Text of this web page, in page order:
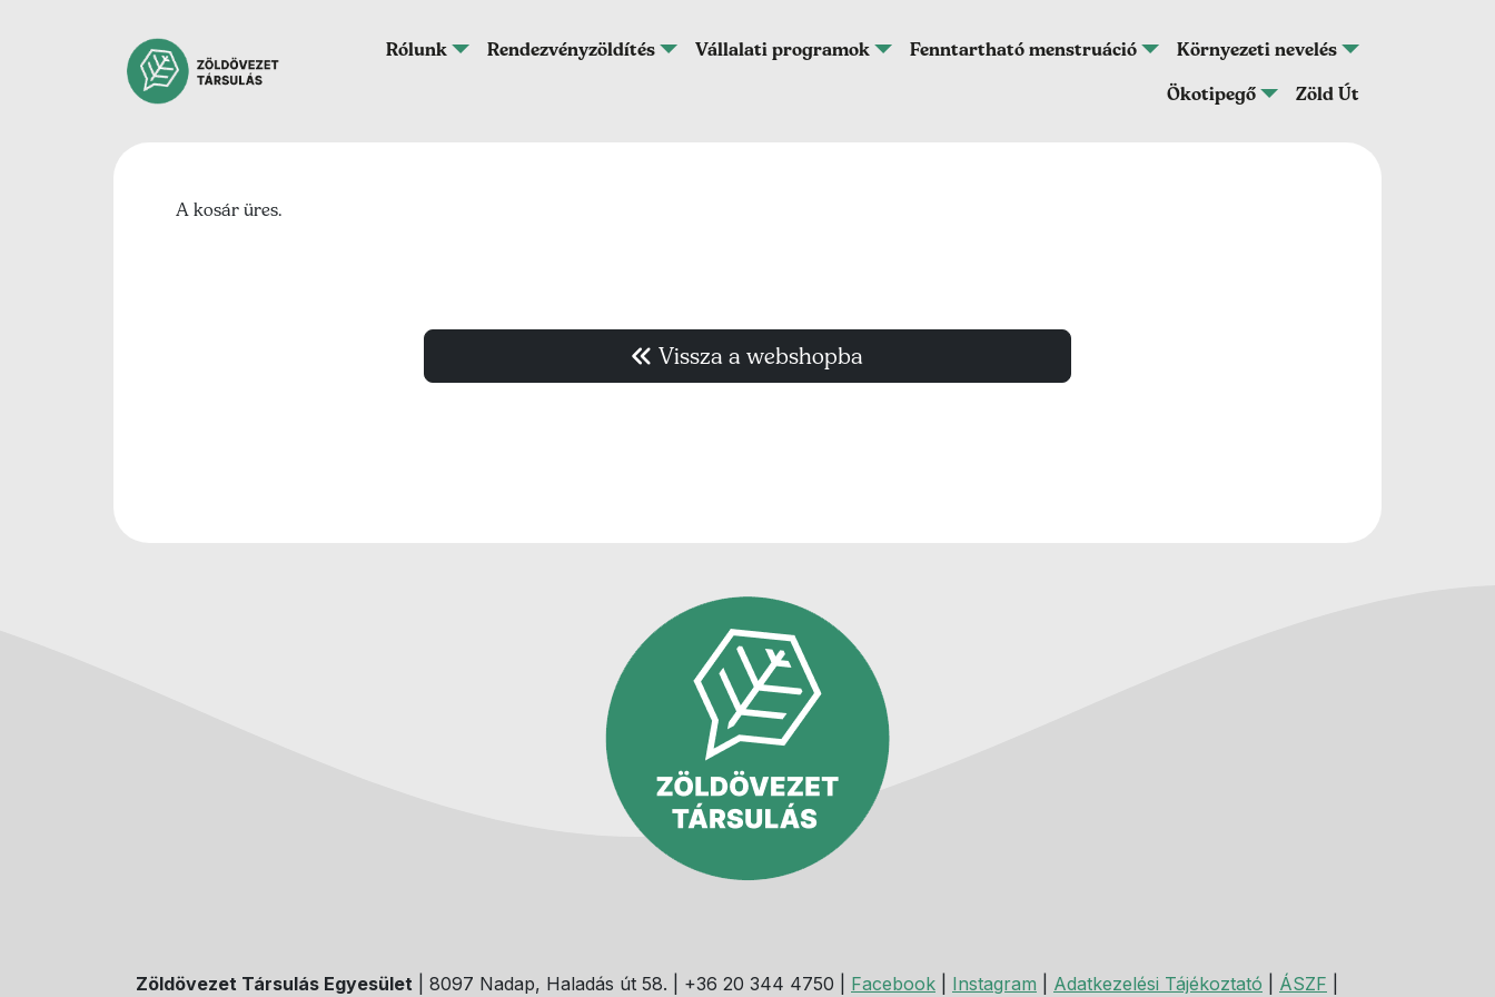
Fő navigáció
Rólunk Rendezvényzöldítés Vállalati programok Fenntartható menstruáció
Környezeti nevelés
Ökotipegő
Zöld Út
A kosár üres.
Vissza a webshopba
Zöldövezet Társulás Egyesület | 8097 Nadap, Haladás út 58. | +36 20 344 4750 | Facebook Instagram Adatkezelési Tájékoztató ÁSZF